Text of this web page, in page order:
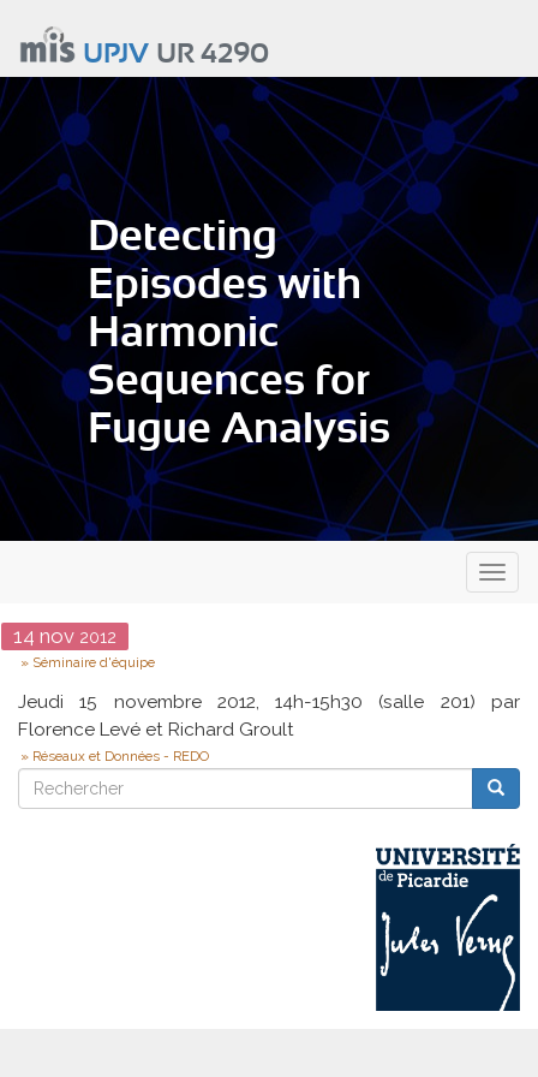
contenu
principal
UPJVUR 4290
Detecting
Episodes with
Harmonic
Sequences for
Fugue Analysis
Date
14 nov 2012
Type
Séminaire d'équipe
Jeudi 15 novembre 2012, 14h-15h30 (salle 201) par
Florence Levé et Richard Groult
Réseaux et Données - REDO
Rechercher
Rechercher